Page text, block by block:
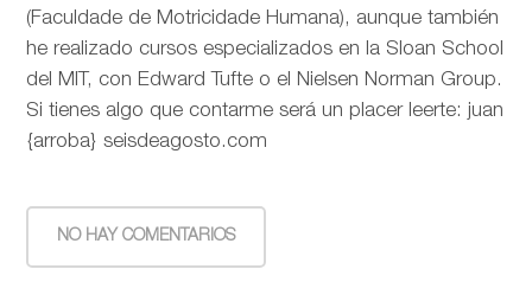
(Faculdade de Motricidade Humana), aunque también
he realizado cursos especializados en la Sloan School
del MIT, con Edward Tufte o el Nielsen Norman Group.
Si tienes algo que contarme será un placer leerte: juan
{arroba} seisdeagosto.com
NO HAY COMENTARIOS